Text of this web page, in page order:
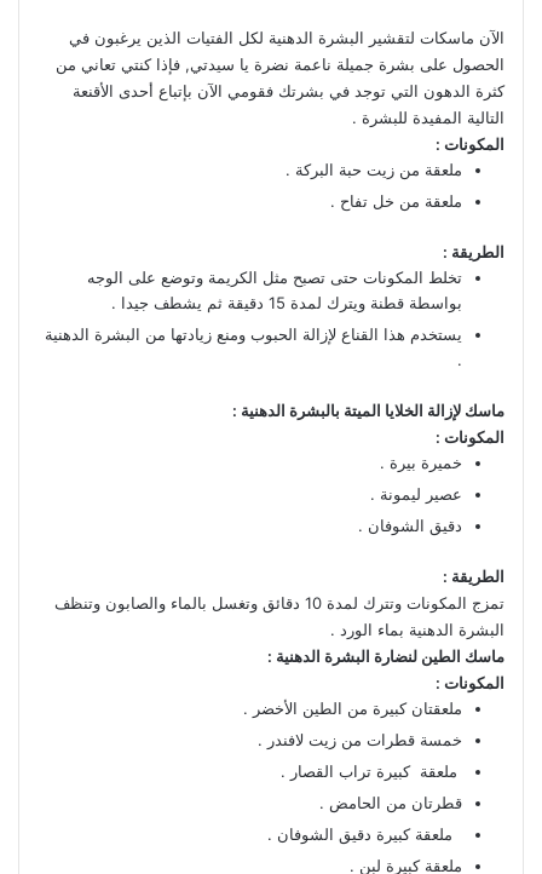
الآن ماسكات لتقشير البشرة الدهنية لكل الفتيات الذين يرغبون في
الحصول على بشرة جميلة ناعمة نضرة يا سيدتي, فإذا كنتي تعاني من
كثرة الدهون التي توجد في بشرتك فقومي الآن بإتباع أحدى الأقنعة
التالية المفيدة للبشرة .
المكونات :
ملعقة من زيت حبة البركة .
ملعقة من خل تفاح .
الطريقة :
تخلط المكونات حتى تصبح مثل الكريمة وتوضع على الوجه
بواسطة قطنة ويترك لمدة 15 دقيقة ثم يشطف جيدا .
يستخدم هذا القناع لإزالة الحبوب ومنع زيادتها من البشرة الدهنية
.
ماسك لإزالة الخلايا الميتة بالبشرة الدهنية :
المكونات :
خميرة بيرة .
عصير ليمونة .
دقيق الشوفان .
الطريقة :
تمزج المكونات وتترك لمدة 10 دقائق وتغسل بالماء والصابون وتنظف
البشرة الدهنية بماء الورد .
ماسك الطين لنضارة البشرة الدهنية :
المكونات :
ملعقتان كبيرة من الطين الأخضر .
خمسة قطرات من زيت لافندر .
ملعقة كبيرة تراب القصار .
قطرتان من الحامض .
ملعقة كبيرة دقيق الشوفان .
ملعقة كبيرة لبن .